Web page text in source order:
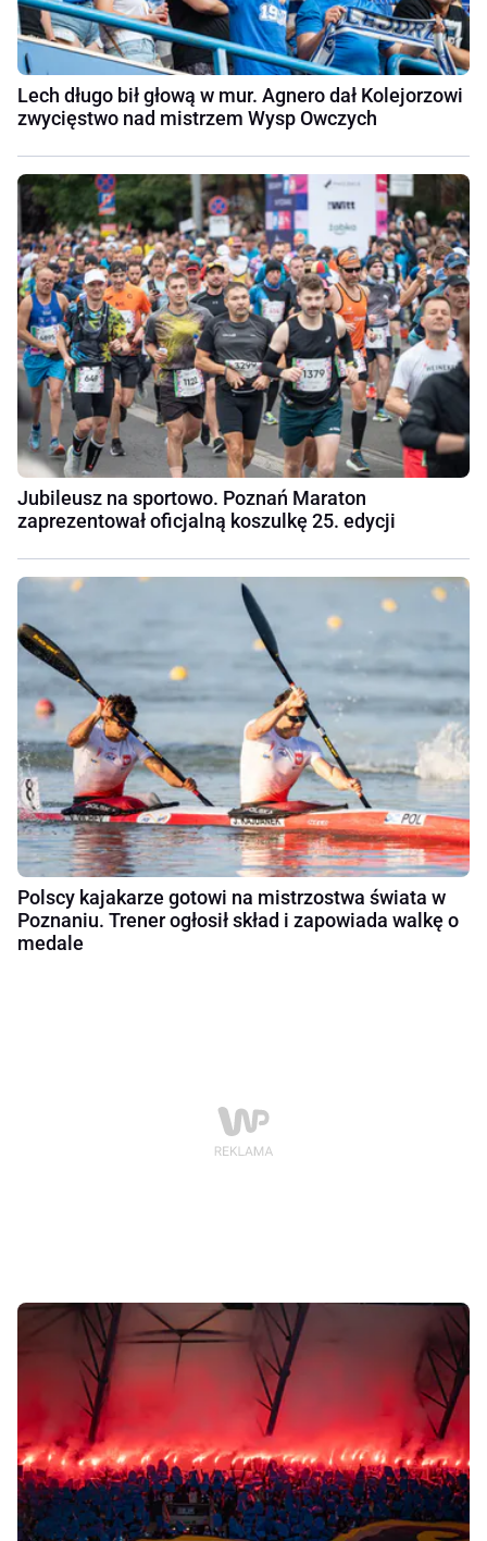
Lech długo bił głową w mur. Agnero dał Kolejorzowi
zwycięstwo nad mistrzem Wysp Owczych
Jubileusz na sportowo. Poznań Maraton
zaprezentował oficjalną koszulkę 25. edycji
Polscy kajakarze gotowi na mistrzostwa świata w
Poznaniu. Trener ogłosił skład i zapowiada walkę o
medale